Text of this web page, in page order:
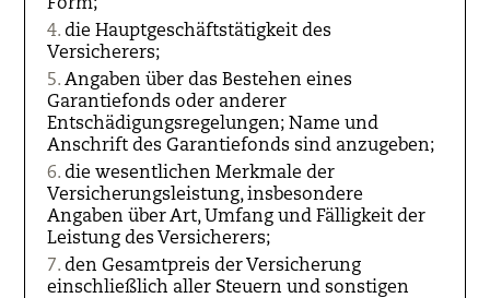
Form;
die Hauptgeschäftstätigkeit des
Versicherers;
Angaben über das Bestehen eines
Garantiefonds oder anderer
Entschädigungsregelungen; Name und
Anschrift des Garantiefonds sind anzugeben;
die wesentlichen Merkmale der
Versicherungsleistung, insbesondere
Angaben über Art, Umfang und Fälligkeit der
Leistung des Versicherers;
den Gesamtpreis der Versicherung
einschließlich aller Steuern und sonstigen